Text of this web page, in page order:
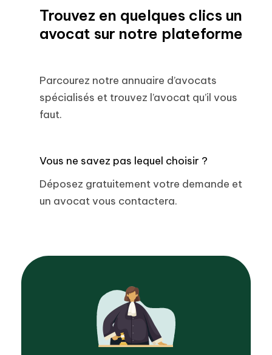
Trouvez en quelques clics un
avocat sur notre plateforme
Parcourez notre annuaire d’avocats
spécialisés et trouvez l’avocat qu’il vous
faut.
Vous ne savez pas lequel choisir ?
Déposez gratuitement votre demande et
un avocat vous contactera.